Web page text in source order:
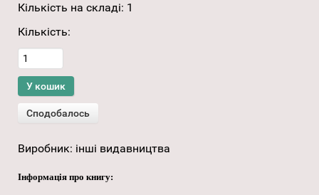
Кількість на складі: 1
Кількість:
Виробник: інші видавництва
Інформація про книгу: